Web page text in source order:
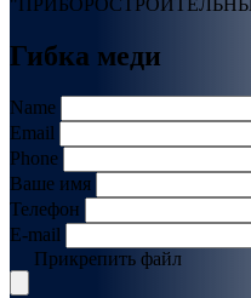
Гибка меди
Name
Email
Phone
Ваше имя
Телефон
E-mail
Прикрепить файл